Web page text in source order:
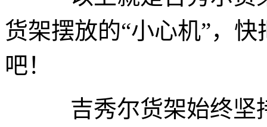
货架摆放的“小心机”，
吧！
吉秀尔货架始终坚持